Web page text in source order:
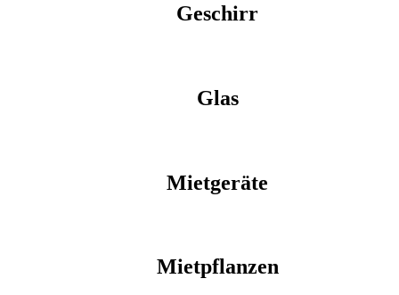
Geschirr
Glas
Mietgeräte
Mietpflanzen